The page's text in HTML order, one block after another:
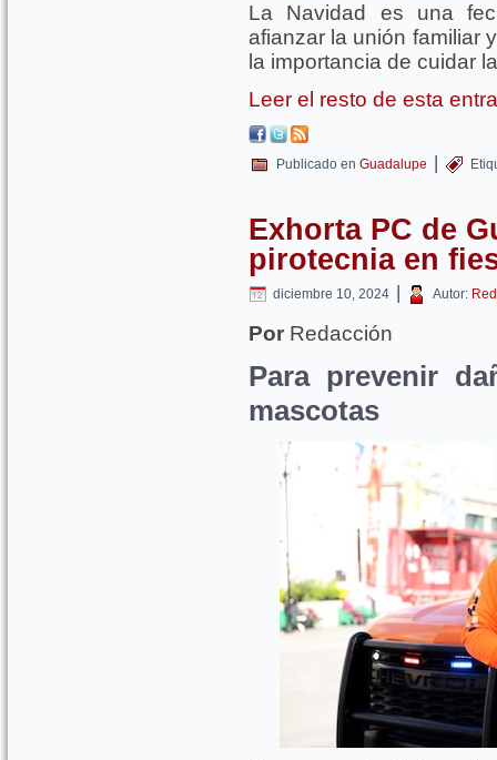
La Navidad es una
afianzar la unión familiar
la importancia de cuidar
Leer el resto de esta
Publicado en Guadalupe |
Exhorta PC de
pirotecnia en
diciembre 10, 2024 | Autor:
Por Redacción
Para prevenir
mascotas